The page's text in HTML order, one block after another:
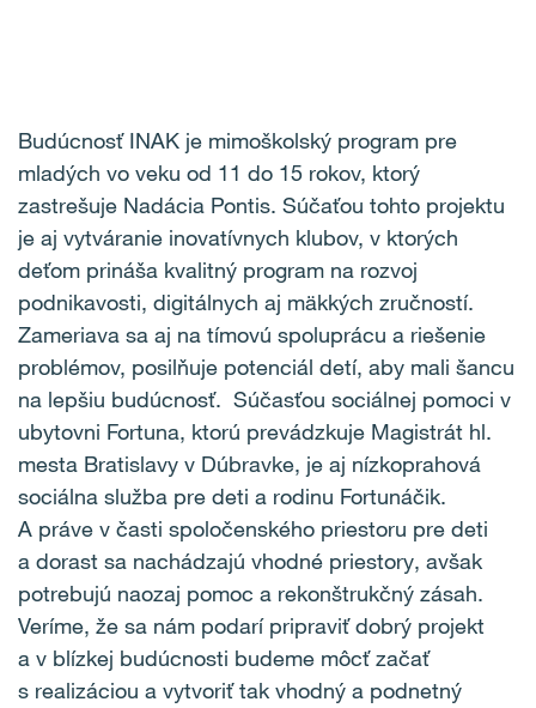
Budúcnosť INAK je mimoškolský program pre
mladých vo veku od 11 do 15 rokov, ktorý
zastrešuje Nadácia Pontis. Súčaťou tohto projektu
je aj vytváranie inovatívnych klubov, v ktorých
deťom prináša kvalitný program na rozvoj
podnikavosti, digitálnych aj mäkkých zručností.
Zameriava sa aj na tímovú spoluprácu a riešenie
problémov, posilňuje potenciál detí, aby mali šancu
na lepšiu budúcnosť. Súčasťou sociálnej pomoci v
ubytovni Fortuna, ktorú prevádzkuje Magistrát hl.
mesta Bratislavy v Dúbravke, je aj nízkoprahová
sociálna služba pre deti a rodinu Fortunáčik.
A práve v časti spoločenského priestoru pre deti
a dorast sa nachádzajú vhodné priestory, avšak
potrebujú naozaj pomoc a rekonštrukčný zásah.
Veríme, že sa nám podarí pripraviť dobrý projekt
a v blízkej budúcnosti budeme môcť začať
s realizáciou a vytvoriť tak vhodný a podnetný